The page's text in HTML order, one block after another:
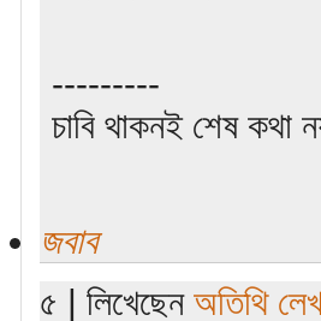
---------
চাবি থাকনই শেষ কথা
জবাব
৫ | লিখেছেন অতিথি